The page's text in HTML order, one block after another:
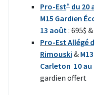
Pro-Est+ du 20
M15 Gardien
13 août: 695$
Pro-EstAllégé
Rimouski &
Carleton 10
gardien offert